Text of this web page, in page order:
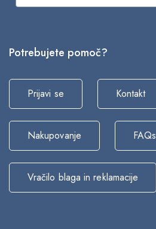
Potrebujete pomoč?
Prijavi se Kontakt
Nakupovanje FAQs
Vračilo blaga in reklamacije